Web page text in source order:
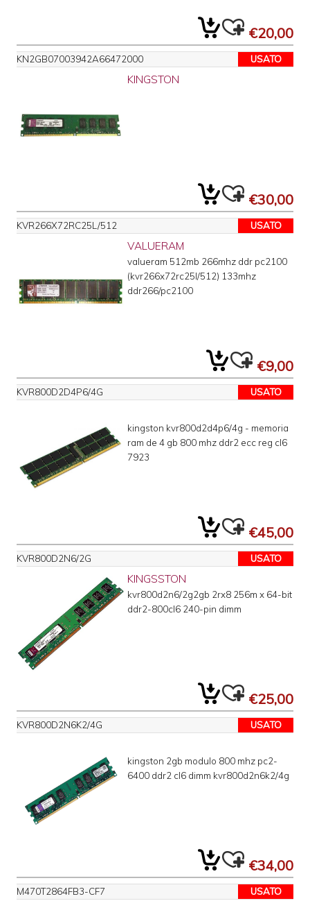
€20,00
KN2GB07003942A66472000 USATO
KINGSTON
€30,00
KVR266X72RC25L/512 USATO
VALUERAM
valueram 512mb 266mhz ddr pc2100
(kvr266x72rc25l/512) 133mhz
ddr266/pc2100
€9,00
KVR800D2D4P6/4G USATO
kingston kvr800d2d4p6/4g - memoria
ram de 4 gb 800 mhz ddr2 ecc reg cl6
7923
€45,00
KVR800D2N6/2G USATO
KINGSSTON
kvr800d2n6/2g2gb 2rx8 256m x 64-bit
ddr2-800cl6 240-pin dimm
€25,00
KVR800D2N6K2/4G USATO
kingston 2gb modulo 800 mhz pc2-
6400 ddr2 cl6 dimm kvr800d2n6k2/4g
€34,00
M470T2864FB3-CF7 USATO